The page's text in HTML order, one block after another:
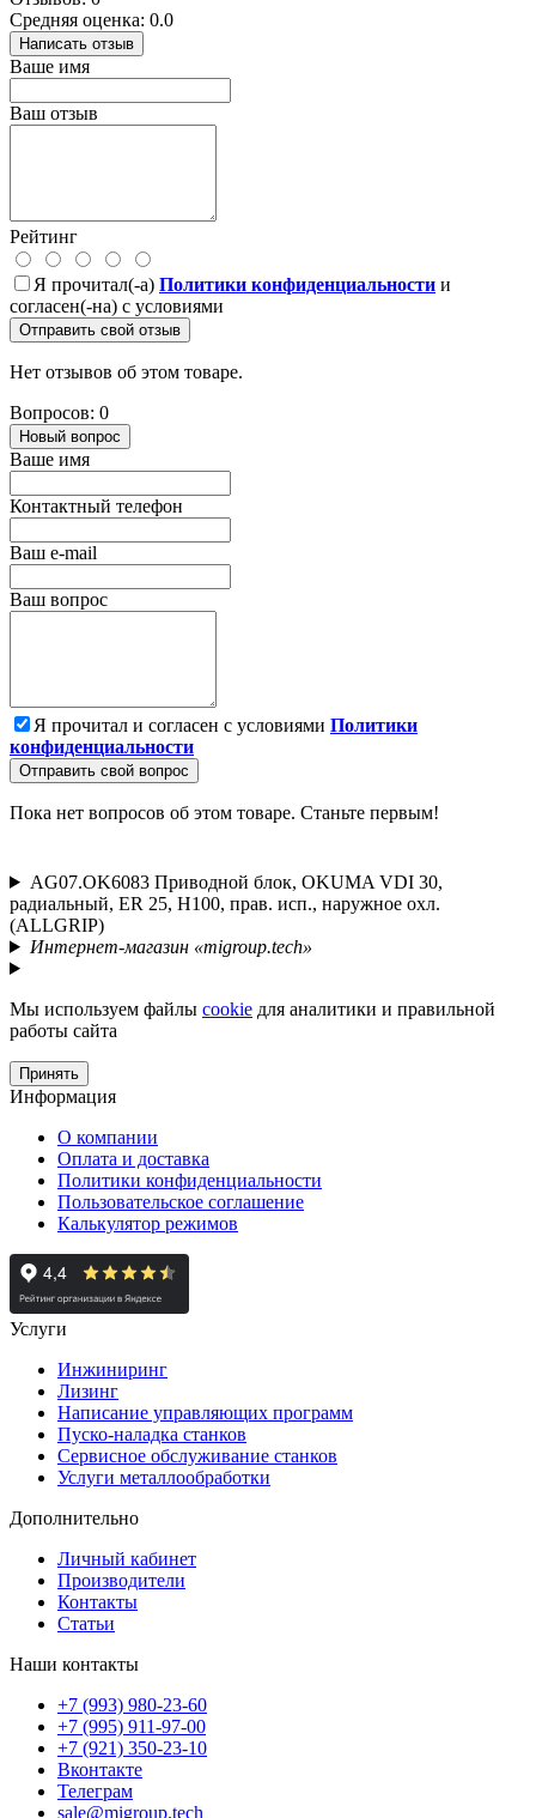
Средняя оценка: 0.0
Написать отзыв
Ваше имя
Ваш отзыв
Рейтинг
Я прочитал(-а) Политики конфиденциальности и
согласен(-на) с условиями
Отправить свой отзыв
Нет отзывов об этом товаре.
Вопросов: 0
Новый вопрос
Ваше имя
Контактный телефон
Ваш e-mail
Ваш вопрос
Я прочитал и согласен с условиями Политики
конфиденциальности
Отправить свой вопрос
Пока нет вопросов об этом товаре. Станьте первым!
AG07.OK6083 Приводной блок, OKUMA VDI 30,
радиальный, ER 25, H100, прав. исп., наружное охл.
(ALLGRIP)
Интернет-магазин «migroup.tech»
Мы используем файлы cookie для аналитики и правильной
работы сайта
Принять
Информация
О компании
Оплата и доставка
Политики конфиденциальности
Пользовательское соглашение
Калькулятор режимов
Услуги
Инжиниринг
Лизинг
Написание управляющих программ
Пуско-наладка станков
Сервисное обслуживание станков
Услуги металлообработки
Дополнительно
Личный кабинет
Производители
Контакты
Статьи
Наши контакты
+7 (993) 980-23-60
+7 (995) 911-97-00
+7 (921) 350-23-10
Вконтакте
Телеграм
sale@migroup.tech